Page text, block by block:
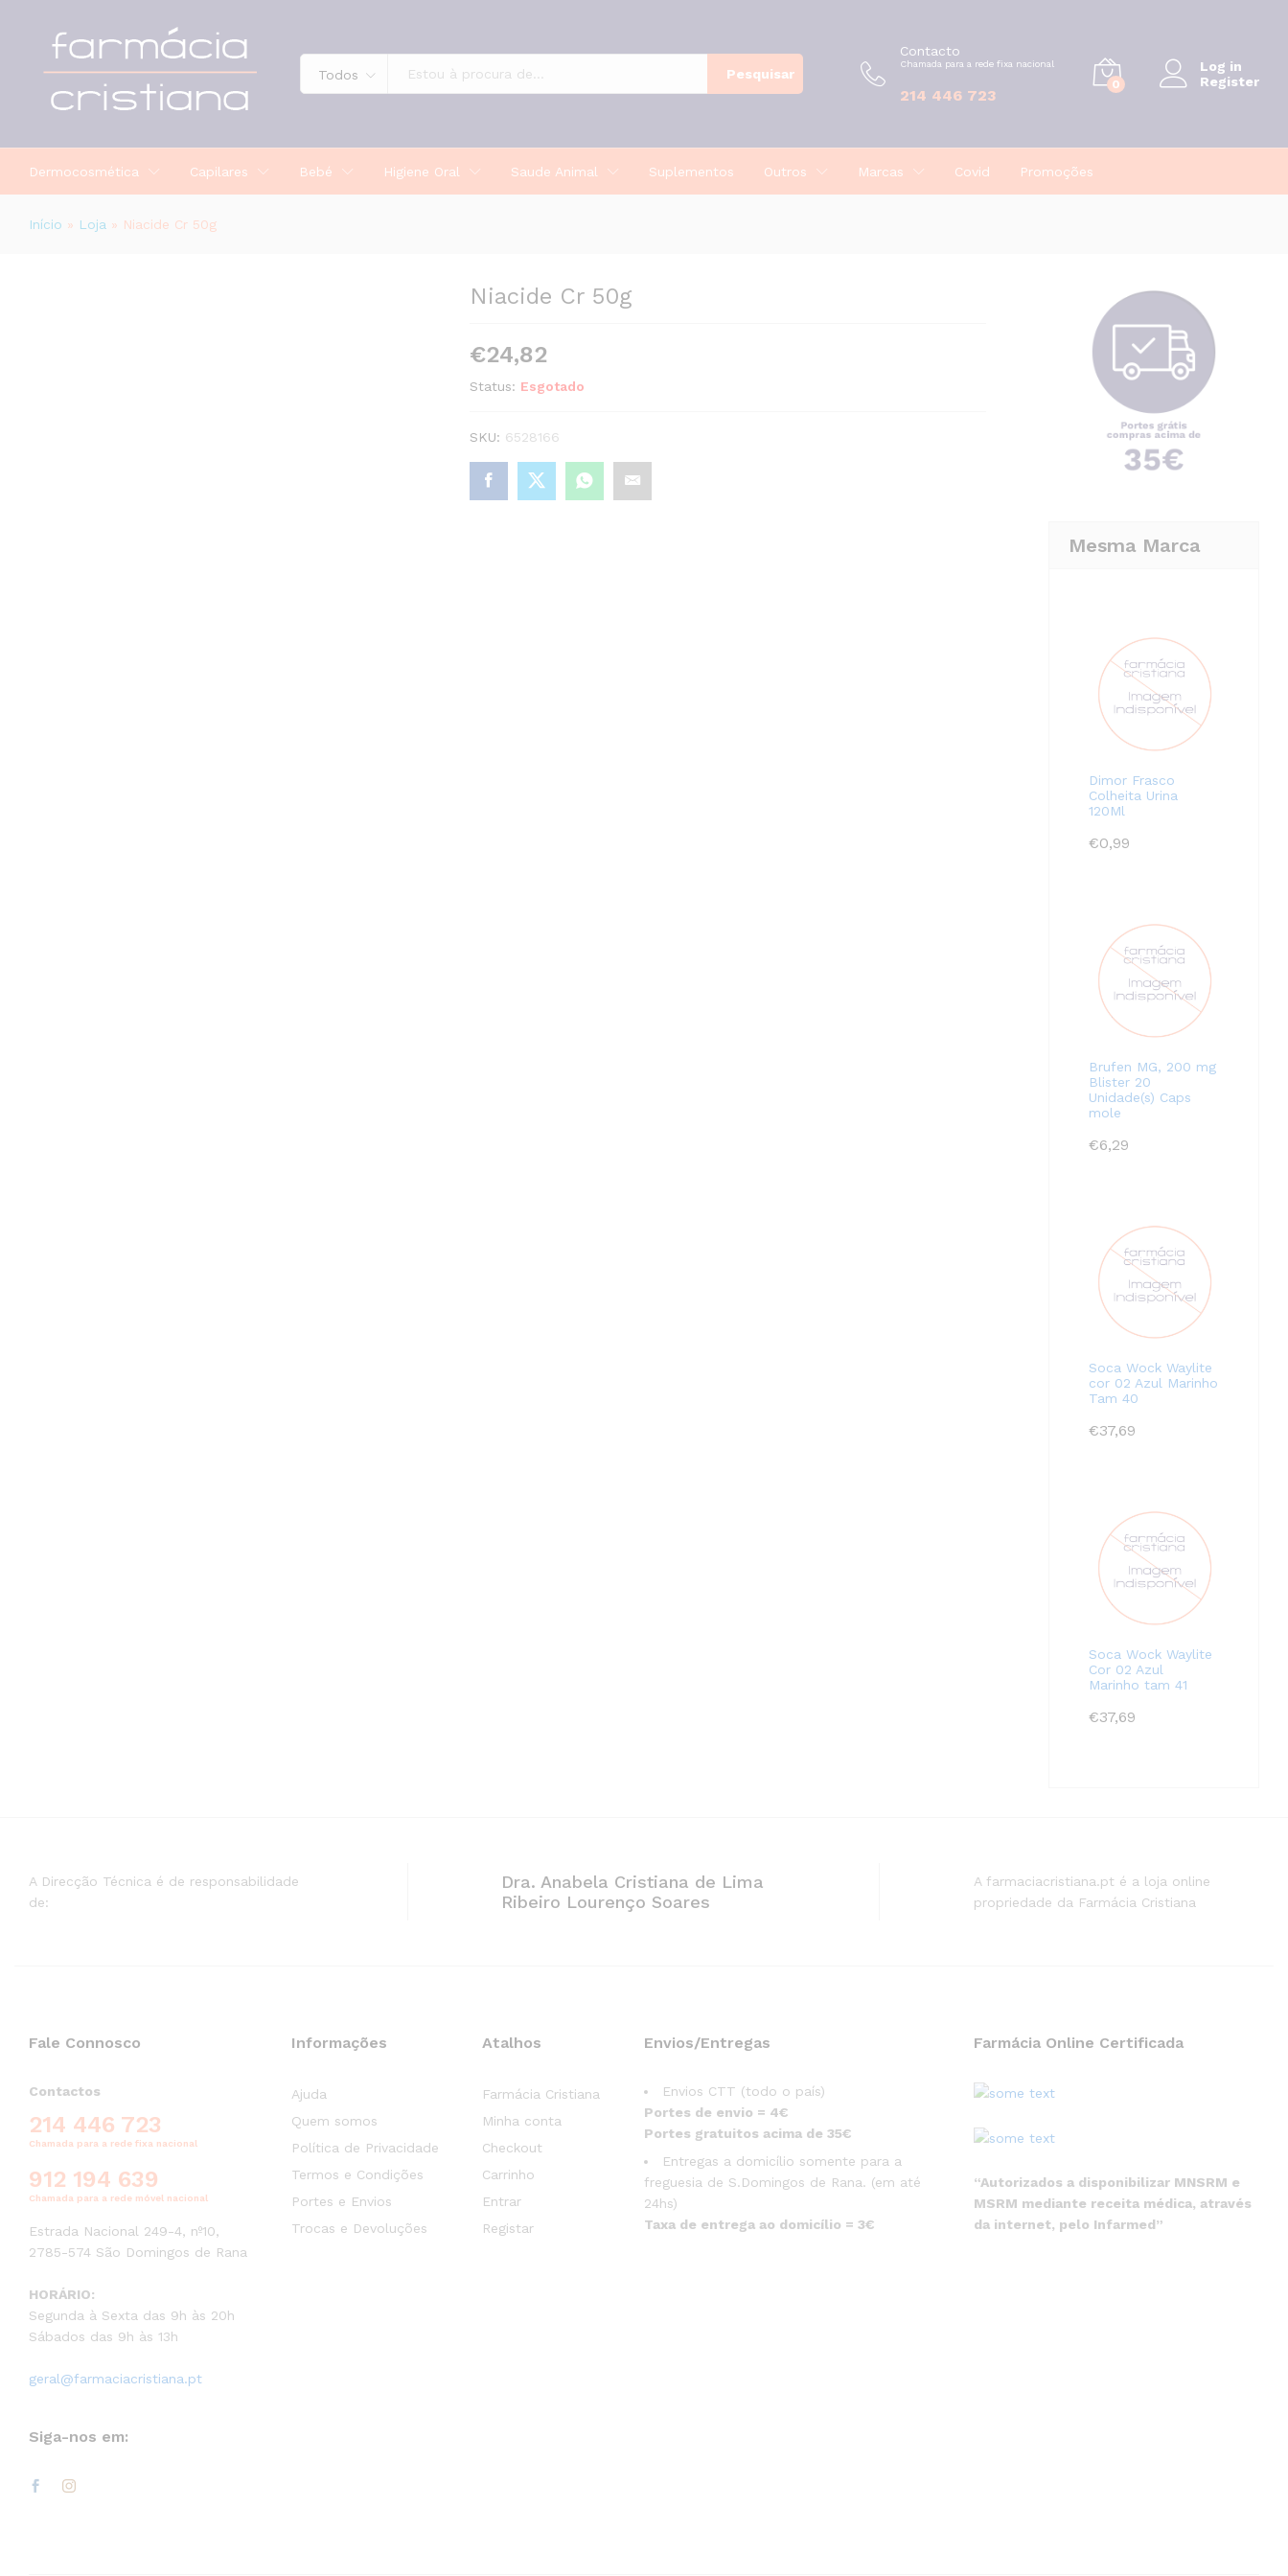
Todos Pesquisar
Contacto
Chamada para a rede fixa nacional
214 446 723
0
Log in
Register
Dermocosmética Capilares Bebé Higiene Oral Saude Animal Suplementos Outros Marcas Covid Promoções
Início » Loja » Niacide Cr 50g
Niacide Cr 50g
€24,82
Status: Esgotado
SKU: 6528166
Mesma Marca
Dimor Frasco
Colheita Urina
120Ml
€0,99
Brufen MG, 200 mg
Blister 20
Unidade(s) Caps
mole
€6,29
Soca Wock Waylite
cor 02 Azul Marinho
Tam 40
€37,69
Soca Wock Waylite
Cor 02 Azul
Marinho tam 41
€37,69
A Direcção Técnica é de responsabilidade
de:
Dra. Anabela Cristiana de Lima
Ribeiro Lourenço Soares
A farmaciacristiana.pt é a loja online
propriedade da Farmácia Cristiana
Fale Connosco
Contactos
214 446 723
Chamada para a rede fixa nacional
912 194 639
Chamada para a rede móvel nacional
Estrada Nacional 249-4, nº10,
2785-574 São Domingos de Rana
HORÁRIO:
Segunda à Sexta das 9h às 20h
Sábados das 9h às 13h
geral@farmaciacristiana.pt
Siga-nos em:
Informações
Ajuda
Quem somos
Política de Privacidade
Termos e Condições
Portes e Envios
Trocas e Devoluções
Atalhos
Farmácia Cristiana
Minha conta
Checkout
Carrinho
Entrar
Registar
Envios/Entregas
Envios CTT (todo o país)
Portes de envio = 4€
Portes gratuitos acima de 35€
Entregas a domicílio somente para a
freguesia de S.Domingos de Rana. (em até
24hs)
Taxa de entrega ao domicílio = 3€
Farmácia Online Certificada
“Autorizados a disponibilizar MNSRM e
MSRM mediante receita médica, através
da internet, pelo Infarmed”